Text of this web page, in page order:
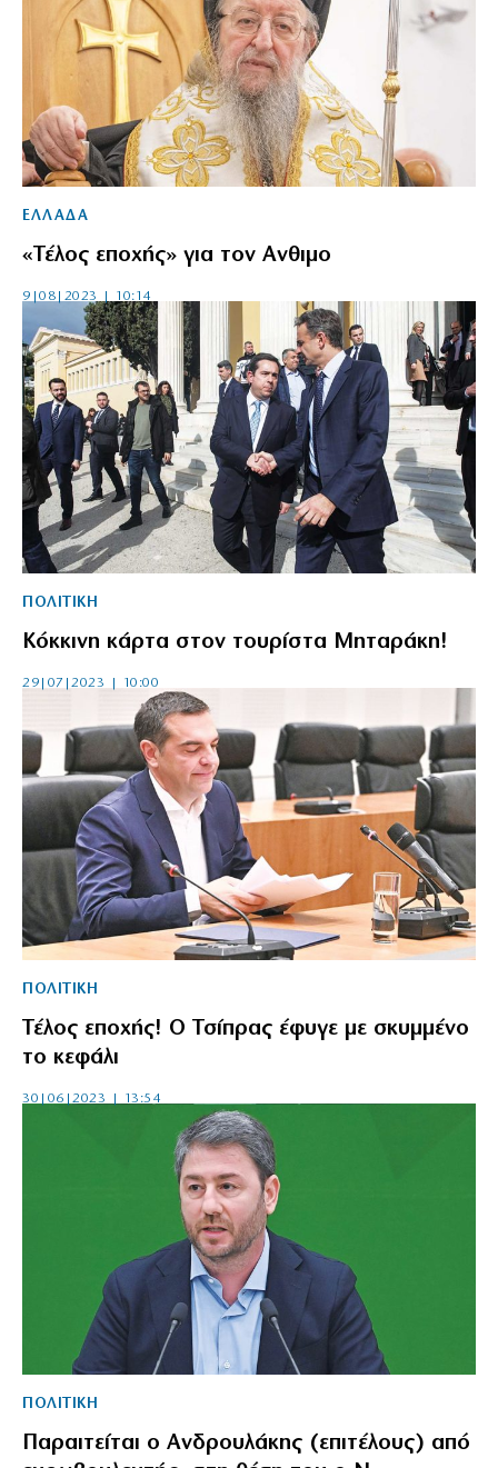
ΕΛΛΑΔΑ
«Τέλος εποχής» για τον Ανθιμο
9|08|2023 | 10:14
ΠΟΛΙΤΙΚΗ
Κόκκινη κάρτα στον τουρίστα Μηταράκη!
29|07|2023 | 10:00
ΠΟΛΙΤΙΚΗ
Τέλος εποχής! Ο Τσίπρας έφυγε με σκυμμένο
το κεφάλι
30|06|2023 | 13:54
ΠΟΛΙΤΙΚΗ
Παραιτείται ο Ανδρουλάκης (επιτέλους) από